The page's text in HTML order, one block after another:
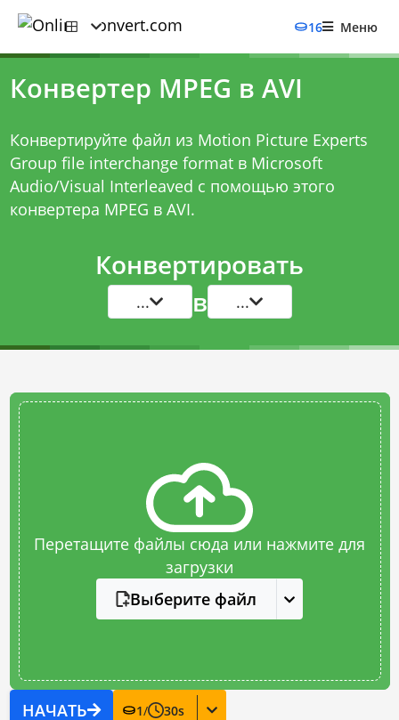
16 Меню
Конвертер MPEG в AVI
Конвертируйте файл из Motion Picture Experts
Group file interchange format в Microsoft
Audio/Visual Interleaved с помощью этого
конвертера MPEG в AVI.
Конвертировать
... в ...
Перетащите файлы сюда или нажмите для
загрузки
Выберите файл
НАЧАТЬ 1/ 30s